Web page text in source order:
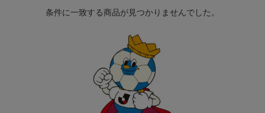
条件に一致する商品が見つかりませんでした。